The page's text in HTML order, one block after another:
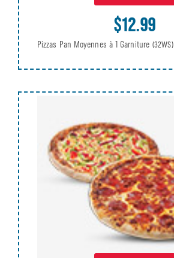
$12.99
Pizzas Pan Moyennes à 1 Garniture (32WS)